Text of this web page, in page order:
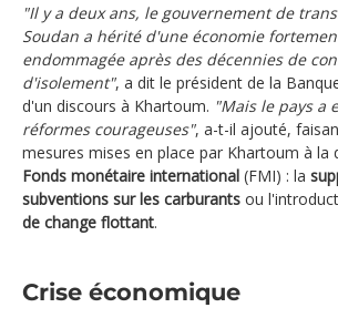
"Il y a deux ans, le gouvernement de
Soudan a hérité d'une économie
endommagée après des décennies de
d'isolement", a dit le président de la
d'un discours à Khartoum. "Mais le pays a
réformes courageuses", a-t-il ajouté,
mesures mises en place par Khartoum à la
Fonds monétaire international (FMI) : la
subventions sur les carburants ou
de change flottant.
Crise économique